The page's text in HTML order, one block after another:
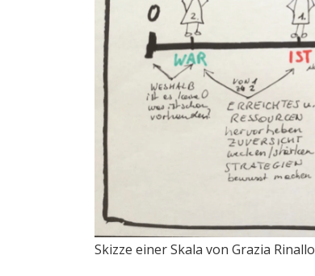
Skizze einer Skala von Grazia Rinallo